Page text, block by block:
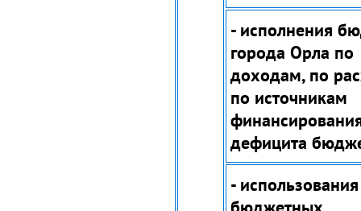
- исполнения
города Орла по
доходам, по
по источникам
дефицита
- использования